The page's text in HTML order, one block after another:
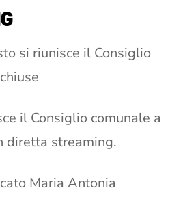
si riunisce il Consiglio
il Consiglio comunale a
diretta streaming.
Maria Antonia